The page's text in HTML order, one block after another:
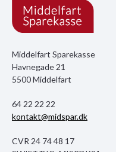
Middelfart Sparekasse
Havnegade 21
5500 Middelfart
64 22 22 22
kontakt@midspar.dk
CVR 24 74 48 17